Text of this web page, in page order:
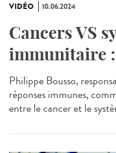
VIDÉO 10.06.2024
Cancers VS
immunitaire
Philippe Bousso,
réponses immunes,
entre le cancer et le